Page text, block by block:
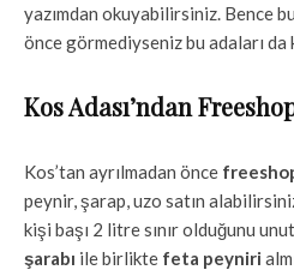
yazımdan okuyabilirsiniz. Bence
önce görmediyseniz bu adaları
Kos Adası’ndan
Kos’tan ayrılmadan önce
peynir, şarap, uzo satın
kişi başı 2 litre sınır olduğunu
şarabı ile birlikte feta peyniri